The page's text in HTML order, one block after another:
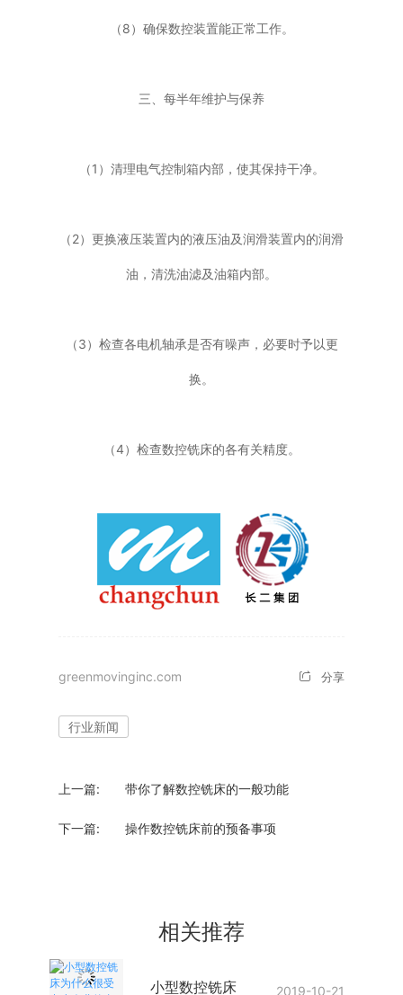
（8）确保数控装置能正常工作。
三、每半年维护与保养
（1）清理电气控制箱内部，使其保持干净。
（2）更换液压装置内的液压油及润滑装置内的润滑
油，清洗油滤及油箱内部。
（3）检查各电机轴承是否有噪声，必要时予以更
换。
（4）检查数控铣床的各有关精度。
greenmovinginc.com 分享
行业新闻
上一篇: 带你了解数控铣床的一般功能
下一篇: 操作数控铣床前的预备事项
相关推荐
小型数控铣床 2019-10-21